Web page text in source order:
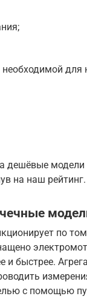
дешёвые
на наш рейтинг.
по
и быстрее.
с помощью